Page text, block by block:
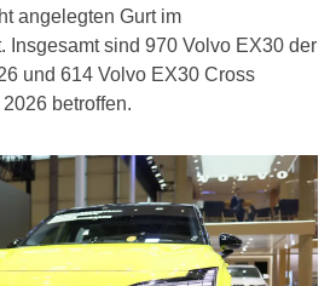
angelegten Gurt im
Insgesamt sind 970 Volvo EX30 der
und 614 Volvo EX30 Cross
betroffen.